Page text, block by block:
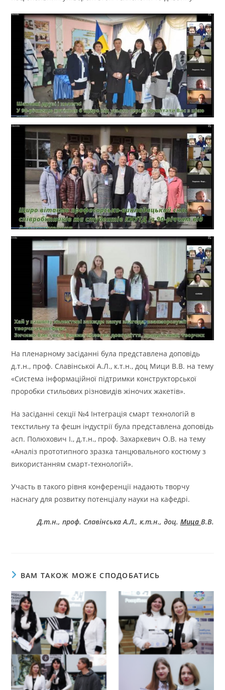
На пленарному засіданні була представлена доповідь
д.т.н., проф. Славінської А.Л., к.т.н., доц Мици В.В. на тему
«Система інформаційної підтримки конструкторської
проробки стильових різновидів жіночих жакетів».
На засіданні секції №4 Інтеграція смарт технологій в
текстильну та фешн індустрії була представлена доповідь
асп. Полюхович І., д.т.н., проф. Захаркевич О.В. на тему
«Аналіз прототипного зразка танцювального костюму з
використанням смарт-технологій».
Участь в такого рівня конференції надають творчу
наснагу для розвитку потенціалу науки на кафедрі.
Д.т.н., проф. Славінська А.Л., к.т.н., доц. Мица В.В.
ВАМ ТАКОЖ МОЖЕ СПОДОБАТИСЬ